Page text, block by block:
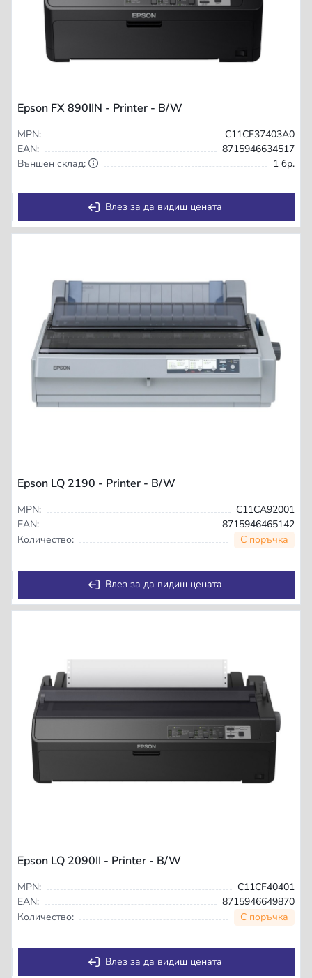
Epson FX 890IIN - Printer - B/W
MPN:
C11CF37403A0
EAN:
8715946634517
Външен склад:
1 бр.
Влез за да видиш цената
Epson LQ 2190 - Printer - B/W
MPN:
C11CA92001
EAN:
8715946465142
Количество:
С поръчка
Влез за да видиш цената
Epson LQ 2090II - Printer - B/W
MPN:
C11CF40401
EAN:
8715946649870
Количество:
С поръчка
Влез за да видиш цената